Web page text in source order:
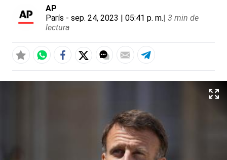
AP
París - sep. 24, 2023 | 05:41 p. m.| 3 min de
lectura